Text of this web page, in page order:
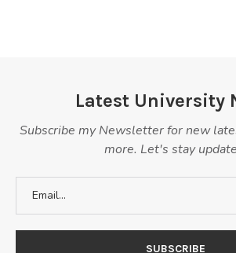
Latest University
Subscribe my Newsletter for new
more. Let's stay